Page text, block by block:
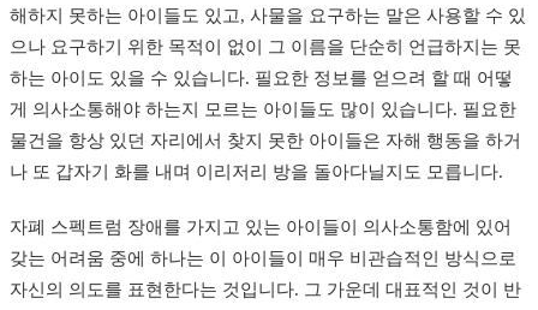
해하지 못하는 아이들도 있고, 사물을 요구하는 말은 사용할 수 있
으나 요구하기 위한 목적이 없이 그 이름을 단순히 언급하지는 못
하는 아이도 있을 수 있습니다. 필요한 정보를 얻으려 할 때 어떻
게 의사소통해야 하는지 모르는 아이들도 많이 있습니다. 필요한
물건을 항상 있던 자리에서 찾지 못한 아이들은 자해 행동을 하거
나 또 갑자기 화를 내며 이리저리 방을 돌아다닐지도 모릅니다.
자폐 스펙트럼 장애를 가지고 있는 아이들이 의사소통함에 있어
갖는 어려움 중에 하나는 이 아이들이 매우 비관습적인 방식으로
자신의 의도를 표현한다는 것입니다. 그 가운데 대표적인 것이 반